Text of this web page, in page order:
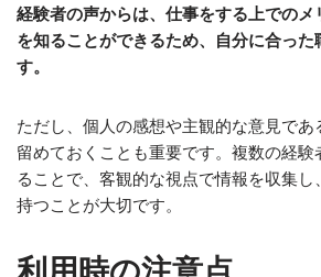
経験者の声からは、仕事をする上でのメ
を知ることができるため、自分に合った
す。
ただし、個人の感想や主観的な意見であ
留めておくことも重要です。複数の経験
ることで、客観的な視点で情報を収集し
持つことが大切です。